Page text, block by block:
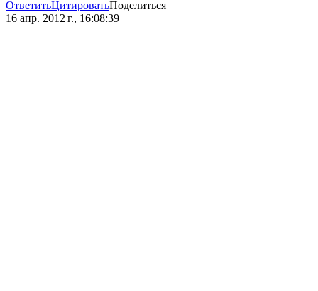
ОтветитьЦитироватьПоделиться
16 апр. 2012 г., 16:08:39